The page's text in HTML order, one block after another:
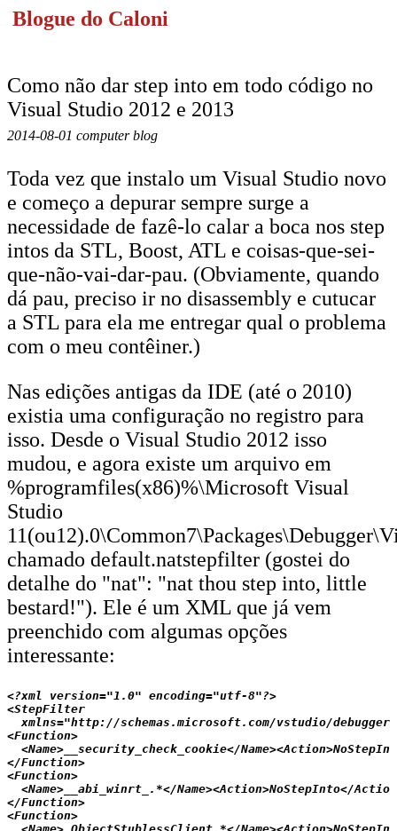
Blogue do Caloni
Como não dar step into em todo código no
Visual Studio 2012 e 2013
2014-08-01 computer blog
Toda vez que instalo um Visual Studio novo
e começo a depurar sempre surge a
necessidade de fazê-lo calar a boca nos step
intos da STL, Boost, ATL e coisas-que-sei-
que-não-vai-dar-pau. (Obviamente, quando
dá pau, preciso ir no disassembly e cutucar
a STL para ela me entregar qual o problema
com o meu contêiner.)
Nas edições antigas da IDE (até o 2010)
existia uma configuração no registro para
isso. Desde o Visual Studio 2012 isso
mudou, e agora existe um arquivo em
%programfiles(x86)%\Microsoft Visual
Studio
chamado default.natstepfilter (gostei do
detalhe do "nat": "nat thou step into, little
bestard!"). Ele é um XML que já vem
preenchido com algumas opções
interessante:
<?xml version="1.0" encoding="utf-8"?>
<StepFilter
xmlns="http://schemas.microsoft.com/vstudio/
<Function>
<Name>__security_check_cookie</
</Function>
<Function>
<Name>__abi_winrt_.*</Name><Action>NoStepInto</
</Function>
<Function>